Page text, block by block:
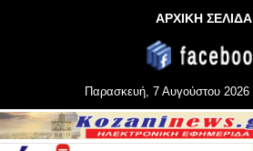
ΑΡΧΙΚΗ ΣΕΛΙΔΑ
Παρασκευή, 7 Αυγούστου 2026